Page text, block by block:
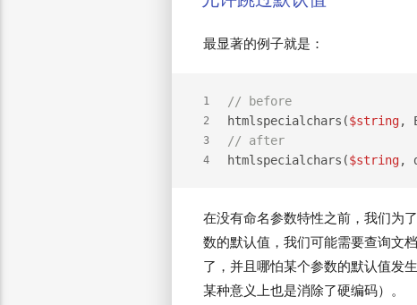
最显著的例子就是：
1
2
3
4
// before
htmlspecialchars($string,
// after
htmlspecialchars($string,
在没有命名参数特性之前，我们为
数的默认值，我们可能需要查询文
了，并且哪怕某个参数的默认值发
某种意义上也是消除了硬编码）。